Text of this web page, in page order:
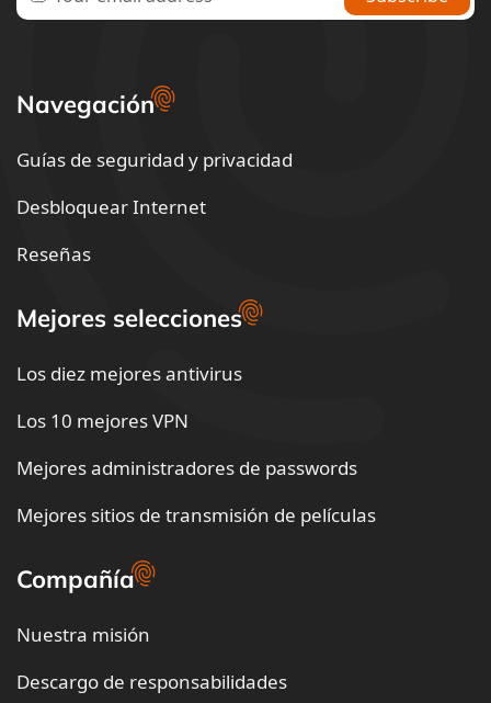
Navegación
Guías de seguridad y privacidad
Desbloquear Internet
Reseñas
Mejores selecciones
Los diez mejores antivirus
Los 10 mejores VPN
Mejores administradores de passwords
Mejores sitios de transmisión de películas
Compañía
Nuestra misión
Descargo de responsabilidades